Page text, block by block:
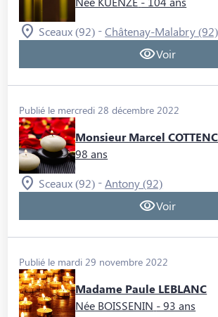
Sceaux (92) -Châtenay-Malabry (92)
Voir
Publié le mercredi 28 décembre 2022
Monsieur Marcel
98 ans
Sceaux (92) - Antony (92)
Voir
Publié le mardi 29 novembre 2022
Madame Paule LEBLANC
Née BOISSENIN - 93 ans